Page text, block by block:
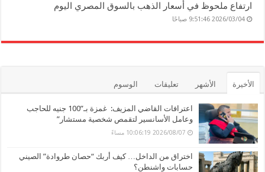
ارتفاع ملحوظ في أسعار الذهب بالسوق المصري اليوم
2026/03/04 9:51:46 صباحًا
الأخيرة الأشهر تعليقات الوسوم
اعترافات القاضي المزيف: غمزة بـ”100 جنيه للحاجب
وعامل الأسانسير لتقمص شخصية مستشار”
2026/08/07 10:06:19 مساءً
اختراق من الداخل… كيف أربك “حصان طروادة” الصيني
حسابات واشنطن؟